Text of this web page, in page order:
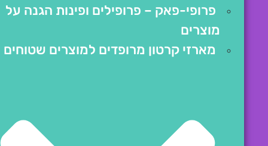
פרופי-פאק – פרופילים ופינות הגנה על
מוצרים
מארזי קרטון מרופדים למוצרים שטוחים